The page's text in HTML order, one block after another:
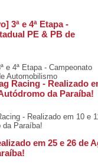
3ª e 4ª Etapa -
PE & PB de
e 4ª Etapa - Campeonato
Automobilismo
Racing - Realizado
da Paraíba!
- Realizado em 10 e
da Paraíba!
em 25 e 26 de